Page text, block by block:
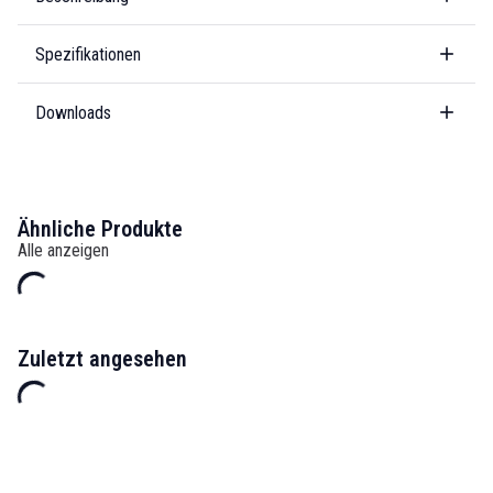
Spezifikationen
Downloads
Ähnliche Produkte
Alle anzeigen
Zuletzt angesehen